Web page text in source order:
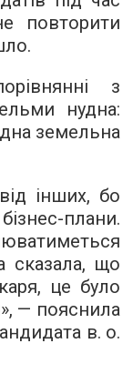
повторити
з
нудна:
земельна
від інших, бо
плани.
сказала, що
це було
— пояснила
в. о.